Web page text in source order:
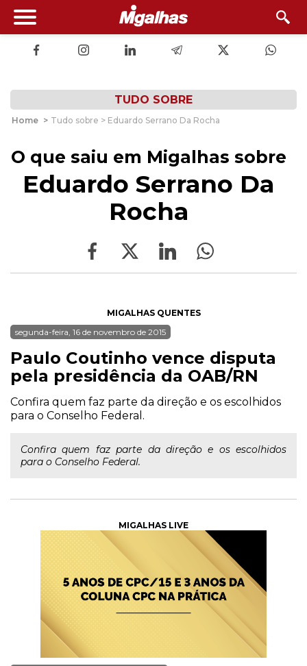
TUDO SOBRE
Home > Tudo sobre > Eduardo Serrano Da Rocha
O que saiu em Migalhas sobre
Eduardo Serrano Da
Rocha
MIGALHAS QUENTES
segunda-feira, 16 de novembro de 2015
Paulo Coutinho vence disputa
pela presidência da OAB/RN
Confira quem faz parte da direção e os escolhidos
para o Conselho Federal.
Confira quem faz parte da direção e os escolhidos
para o Conselho Federal.
MIGALHAS LIVE